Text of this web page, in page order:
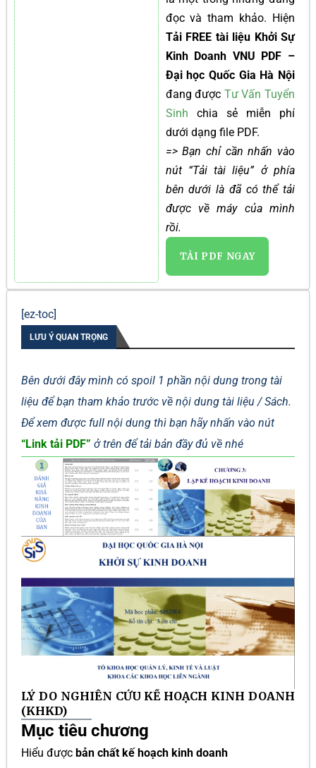
đọc và tham khảo. Hiện
Tải FREE tài liệu Khởi Sự
Kinh Doanh VNU PDF –
Đại học Quốc Gia Hà Nội
đang được Tư Vấn Tuyển
Sinh chia sẻ miễn phí
dưới dạng file PDF.
=> Bạn chỉ cần nhấn vào
nút “Tải tài liệu” ở phía
bên dưới là đã có thể tải
được về máy của mình
rồi.
TẢI PDF NGAY
[ez-toc]
LƯU Ý QUAN TRỌNG
Bên dưới đây mình có spoil 1 phần nội dung trong tài
liệu để bạn tham khảo trước về nội dung tài liệu / Sách.
Để xem được full nội dung thì bạn hãy nhấn vào nút
“Link tải PDF” ở trên để tải bản đầy đủ về nhé
LÝ DO NGHIÊN CỨU KẾ HOẠCH KINH DOANH
(KHKD)
Mục tiêu chương
Hiểu được bản chất kế hoạch kinh doanh